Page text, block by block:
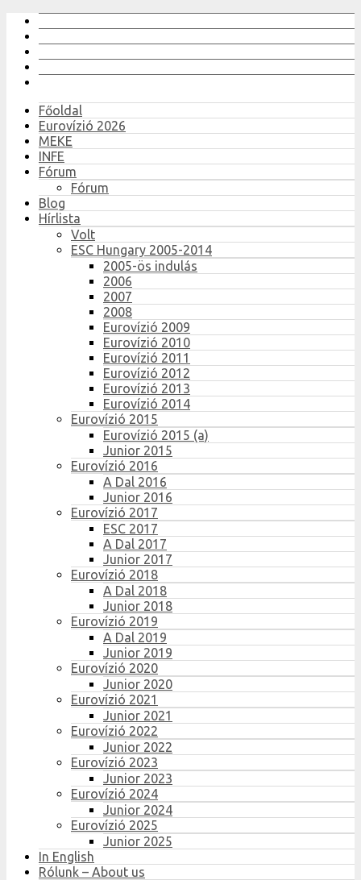
Főoldal
Eurovízió 2026
MEKE
INFE
Fórum
Fórum
Blog
Hírlista
Volt
ESC Hungary 2005-2014
2005-ös indulás
2006
2007
2008
Eurovízió 2009
Eurovízió 2010
Eurovízió 2011
Eurovízió 2012
Eurovízió 2013
Eurovízió 2014
Eurovízió 2015
Eurovízió 2015 (a)
Junior 2015
Eurovízió 2016
A Dal 2016
Junior 2016
Eurovízió 2017
ESC 2017
A Dal 2017
Junior 2017
Eurovízió 2018
A Dal 2018
Junior 2018
Eurovízió 2019
A Dal 2019
Junior 2019
Eurovízió 2020
Junior 2020
Eurovízió 2021
Junior 2021
Eurovízió 2022
Junior 2022
Eurovízió 2023
Junior 2023
Eurovízió 2024
Junior 2024
Eurovízió 2025
Junior 2025
In English
Rólunk – About us